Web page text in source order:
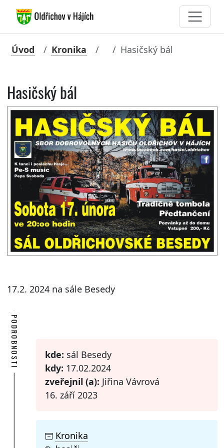
Úvod Kronika Hasičský bál
Hasičský bál
17.2. 2024 na sále Besedy
PODROBNOSTI kde: sál Besedy
kdy: 17.02.2024
zveřejnil (a): Jiřina Vávrová
16. září 2023
Kronika